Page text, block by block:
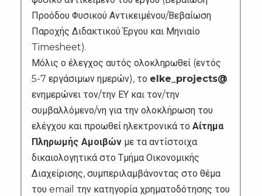
Προόδου Φυσικού Αντικειμένου/Βεβαίωση
Παροχής Διδακτικού Έργου και Μηνιαίο
Timesheet).
Μόλις ο έλεγχος αυτός ολοκληρωθεί (εντός
5-7 εργάσιμων ημερών), το elke_projects@
ενημερώνει τον/την ΕΥ και τον/την
συμβαλλόμενο/νη για την ολοκλήρωση του
ελέγχου και προωθεί ηλεκτρονικά το Αίτημα
Πληρωμής Αμοιβών με τα αντίστοιχα
δικαιολογητικά στο Τμήμα Οικονομικής
Διαχείρισης, συμπεριλαμβάνοντας στο θέμα
του email την κατηγορία χρηματοδότησης του